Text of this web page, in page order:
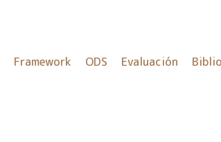
Framework ODS Evaluación